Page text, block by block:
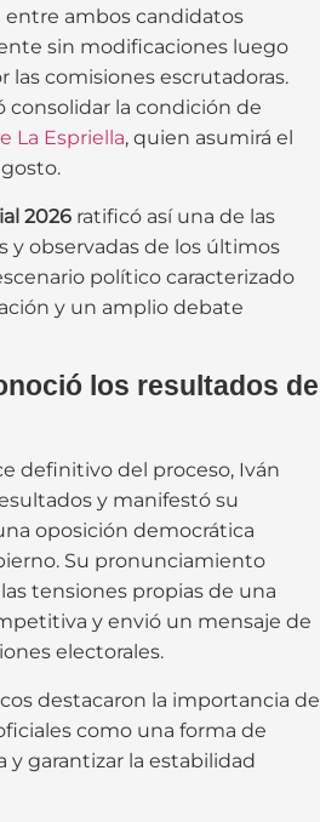
entre ambos candidatos
sin modificaciones luego
las comisiones escrutadoras.
la condición de
La Espriella, quien asumirá el
2026 ratificó así una de las
y observadas de los últimos
político caracterizado
y un amplio debate
los resultados de
definitivo del proceso, Iván
y manifestó su
oposición democrática
Su pronunciamiento
tensiones propias de una
y envió un mensaje de
electorales.
destacaron la importancia de
como una forma de
y garantizar la estabilidad